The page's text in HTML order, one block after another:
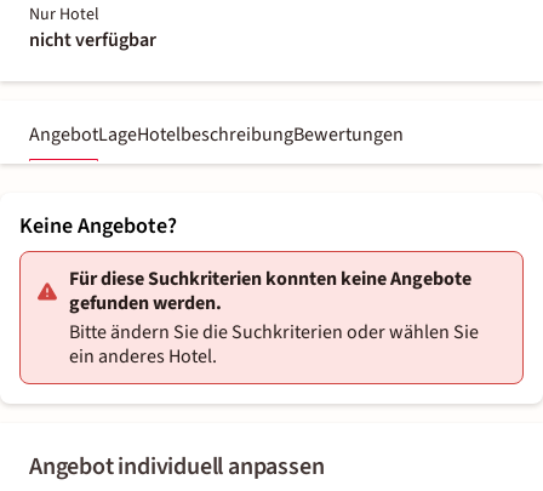
Nur Hotel
nicht verfügbar
AngebotLageHotelbeschreibungBewertungen
Angebot individuell anpassen
Keine Angebote?
Für diese Suchkriterien konnten keine Angebote
gefunden werden.
Bitte ändern Sie die Suchkriterien oder wählen Sie
ein anderes Hotel.